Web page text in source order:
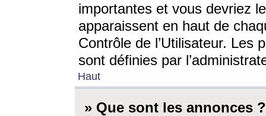
importantes et vous devriez
apparaissent en haut de
Contrôle de l’Utilisateur. Les
sont définies par
Haut
» Que sont les annonces ?